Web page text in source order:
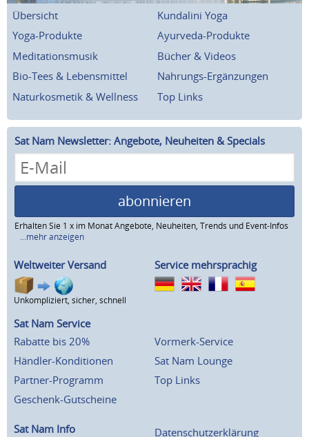
Übersicht
Kundalini Yoga
Yoga-Produkte
Ayurveda-Produkte
Meditationsmusik
Bücher & Videos
Bio-Tees & Lebensmittel
Nahrungs-Ergänzungen
Naturkosmetik & Wellness
Top Links
Sat Nam Newsletter: Angebote, Neuheiten & Specials
abonnieren
Erhalten Sie 1 x im Monat Angebote, Neuheiten, Trends und Event-Infos
...mehr anzeigen
Weltweiter Versand
Unkompliziert, sicher, schnell
Service mehrsprachig
Sat Nam Service
Rabatte bis 20%
Händler-Konditionen
Partner-Programm
Geschenk-Gutscheine
Vormerk-Service
Sat Nam Lounge
Top Links
Sat Nam Info
Datenschutzerklärung